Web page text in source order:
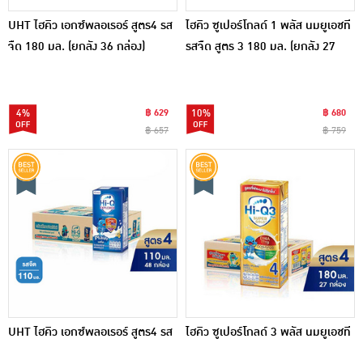
UHT ไฮคิว เอกซ์พลอเรอร์ สูตร4 รส
จืด 180 มล. (ยกลัง 36 กล่อง)
4%
฿ 629
฿ 657
ไฮคิว ซูเปอร์โกลด์ 1 พลัส นมยูเอชที
รสจืด สูตร 3 180 มล. (ยกลัง 27
10%
฿ 680
฿ 759
UHT ไฮคิว เอกซ์พลอเรอร์ สูตร4 รส
ไฮคิว ซูเปอร์โกลด์ 3 พลัส นมยูเอชที